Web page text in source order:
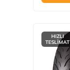
HIZLI
TESLİMAT